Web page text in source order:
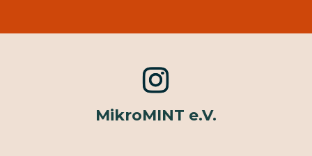
MikroMINT e.V.